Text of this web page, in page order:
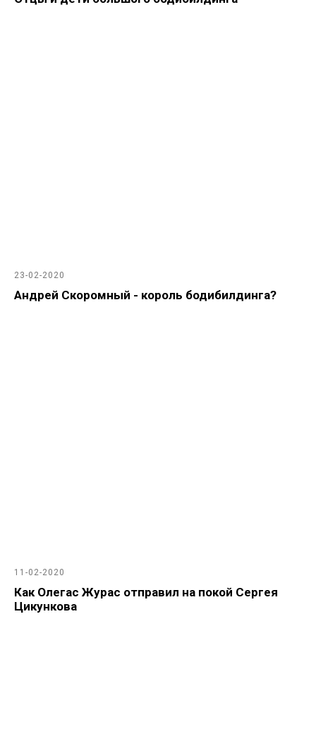
23-02-2020
Андрей Скоромный - король бодибилдинга?
11-02-2020
Как Олегас Журас отправил на покой Сергея
Цикункова